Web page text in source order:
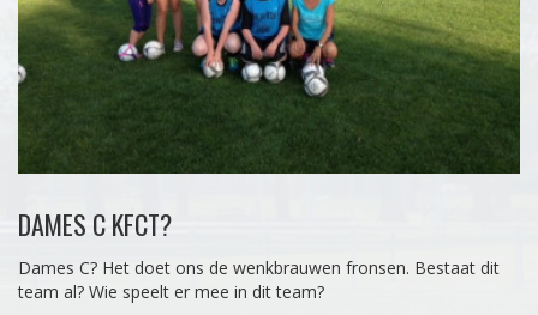
DAMES C KFCT?
Dames C? Het doet ons de wenkbrauwen fronsen. Bestaat dit
team al? Wie speelt er mee in dit team?